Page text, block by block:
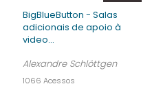
BigBlueButton - Salas
adicionais de apoio à
video...
Alexandre Schlöttgen
1066 Acessos